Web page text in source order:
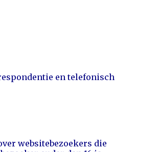
en telefonisch
websitebezoekers die